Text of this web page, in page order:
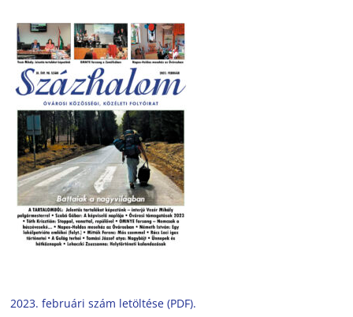
2023. februári szám letöltése (PDF).